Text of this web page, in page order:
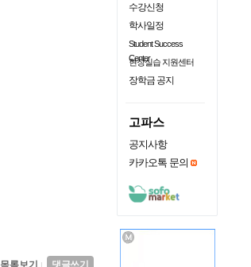
목록보기 | 댓글쓰기
수강신청
학사일정
Student Success
Center
현장실습 지원센터
장학금 공지
고파스
공지사항
카카오톡 문의